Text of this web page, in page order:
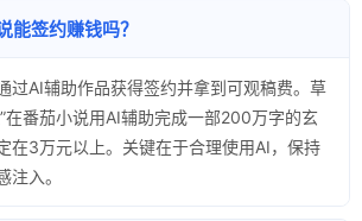
能签约赚钱吗？
过AI辅助作品获得签约并拿到可观稿费。草
在番茄小说用AI辅助完成一部200万字的玄
在3万元以上。关键在于合理使用AI，保持
注入。